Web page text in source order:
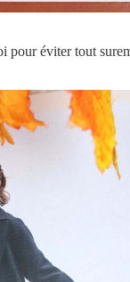
pour éviter tout